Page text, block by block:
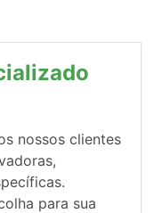
nossos clientes
para sua